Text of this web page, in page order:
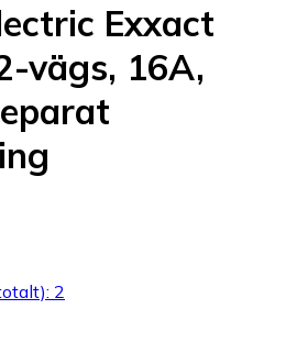
Exxact
vägs, 16A,
2